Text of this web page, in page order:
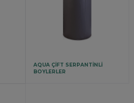
AQUA ÇİFT SERPANTİNLİ
BOYLERLER